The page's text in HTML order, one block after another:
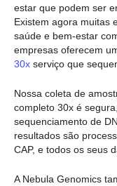
estar que podem ser
Existem agora muitas
saúde e bem-estar
empresas oferecem
30x serviço que
Nossa coleta de
completo 30x é
sequenciamento de
resultados são
CAP, e todos os seus
A Nebula Genomics